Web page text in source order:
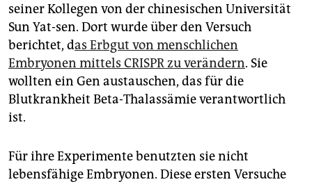
seiner Kollegen von der chinesischen Universität
Sun Yat-sen. Dort wurde über den Versuch
berichtet, das Erbgut von menschlichen
Embryonen mittels CRISPR zu verändern. Sie
wollten ein Gen austauschen, das für die
Blutkrankheit Beta-Thalassämie verantwortlich
ist.
Für ihre Experimente benutzten sie nicht
lebensfähige Embryonen. Diese ersten Versuche